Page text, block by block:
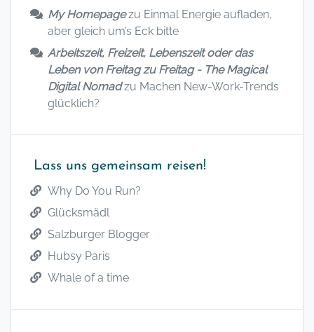
My Homepagezu Einmal Energie aufladen,
aber gleich um’s Eck bitte
Arbeitszeit, Freizeit, Lebenszeit oder das
Leben von Freitag zu Freitag - The Magical
Digital Nomadzu Machen New-Work-Trends
glücklich?
Lass uns gemeinsam reisen!
Why Do You Run?
Glücksmädl
Salzburger Blogger
Hubsy Paris
Whale of a time